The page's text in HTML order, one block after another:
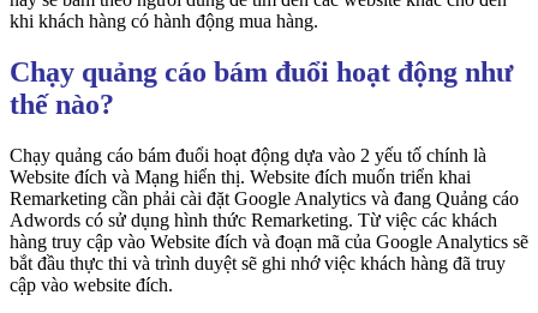
khi khách hàng có hành động mua hàng.
Chạy quảng cáo bám đuổi hoạt động như
thế nào?
Chạy quảng cáo bám đuổi hoạt động dựa vào 2 yếu tố chính là
Website đích và Mạng hiển thị. Website đích muốn triển khai
Remarketing cần phải cài đặt Google Analytics và đang Quảng cáo
Adwords có sử dụng hình thức Remarketing. Từ việc các khách
hàng truy cập vào Website đích và đoạn mã của Google Analytics sẽ
bắt đầu thực thi và trình duyệt sẽ ghi nhớ việc khách hàng đã truy
cập vào website đích.